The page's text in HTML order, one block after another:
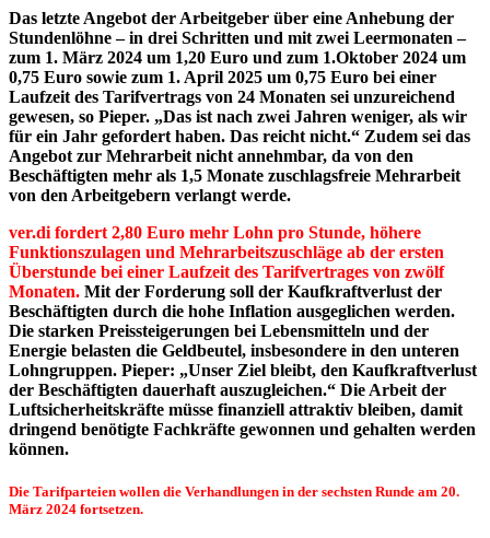
Das letzte Angebot der Arbeitgeber über eine Anhebung der
Stundenlöhne – in drei Schritten und mit zwei Leermonaten –
zum 1. März 2024 um 1,20 Euro und zum 1.Oktober 2024 um
0,75 Euro sowie zum 1. April 2025 um 0,75 Euro bei einer
Laufzeit des Tarifvertrags von 24 Monaten sei unzureichend
gewesen, so Pieper. „Das ist nach zwei Jahren weniger, als wir
für ein Jahr gefordert haben. Das reicht nicht.“ Zudem sei das
Angebot zur Mehrarbeit nicht annehmbar, da von den
Beschäftigten mehr als 1,5 Monate zuschlagsfreie Mehrarbeit
von den Arbeitgebern verlangt werde.
ver.di fordert 2,80 Euro mehr Lohn pro Stunde, höhere
Funktionszulagen und Mehrarbeitszuschläge ab der ersten
Überstunde bei einer Laufzeit des Tarifvertrages von zwölf
Monaten. Mit der Forderung soll der Kaufkraftverlust der
Beschäftigten durch die hohe Inflation ausgeglichen werden.
Die starken Preissteigerungen bei Lebensmitteln und der
Energie belasten die Geldbeutel, insbesondere in den unteren
Lohngruppen. Pieper: „Unser Ziel bleibt, den Kaufkraftverlust
der Beschäftigten dauerhaft auszugleichen.“ Die Arbeit der
Luftsicherheitskräfte müsse finanziell attraktiv bleiben, damit
dringend benötigte Fachkräfte gewonnen und gehalten werden
können.
Die Tarifparteien wollen die Verhandlungen in der sechsten Runde am 20.
März 2024 fortsetzen.